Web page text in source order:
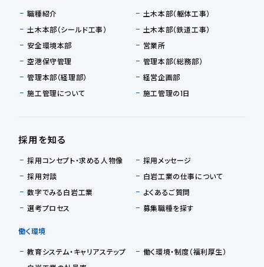
職種紹介
土木本部（躯体工事）
土木本部（シールド工事）
土木本部（鉄道工事）
安全環境本部
営業所
空港保守管理
管理本部（総務部）
管理本部（経理部）
経営企画部
施工管理について
施工管理の1日
採用を知る
採用コンセプト・求める人物像
採用メッセージ
採用対談
白岩工業の仕事について
数字でみる白岩工業
よくあるご質問
選考プロセス
募集職種を探す
働く環境
教育システム・キャリアステップ
働く環境・制度（福利厚生）